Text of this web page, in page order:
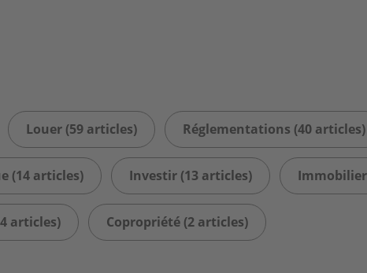
Louer (59 articles) Réglementations (40 articles)
(14 articles) Investir (13 articles)
articles) Copropriété (2 articles)